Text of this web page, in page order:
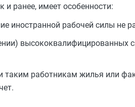
и ранее, имеет особенности:
иностранной рабочей силы не
высококвалифицированных
таким работникам жилья или